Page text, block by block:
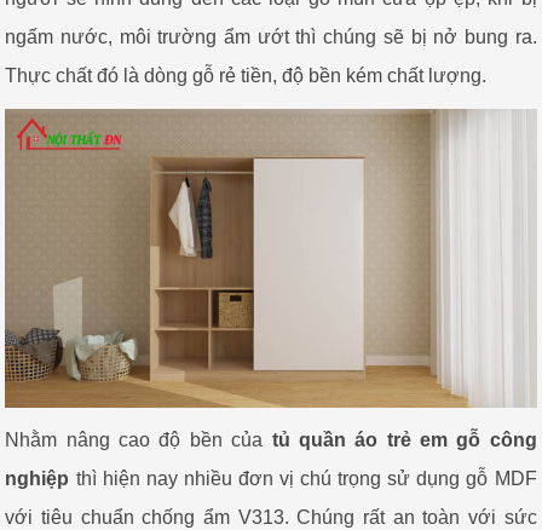
ngấm nước, môi trường ẩm ướt thì chúng sẽ bị nở bung ra.
Thực chất đó là dòng gỗ rẻ tiền, độ bền kém chất lượng.
Nhằm nâng cao độ bền của tủ quần áo trẻ em gỗ công
nghiệp thì hiện nay nhiều đơn vị chú trọng sử dụng gỗ MDF
với tiêu chuẩn chống ẩm V313. Chúng rất an toàn với sức